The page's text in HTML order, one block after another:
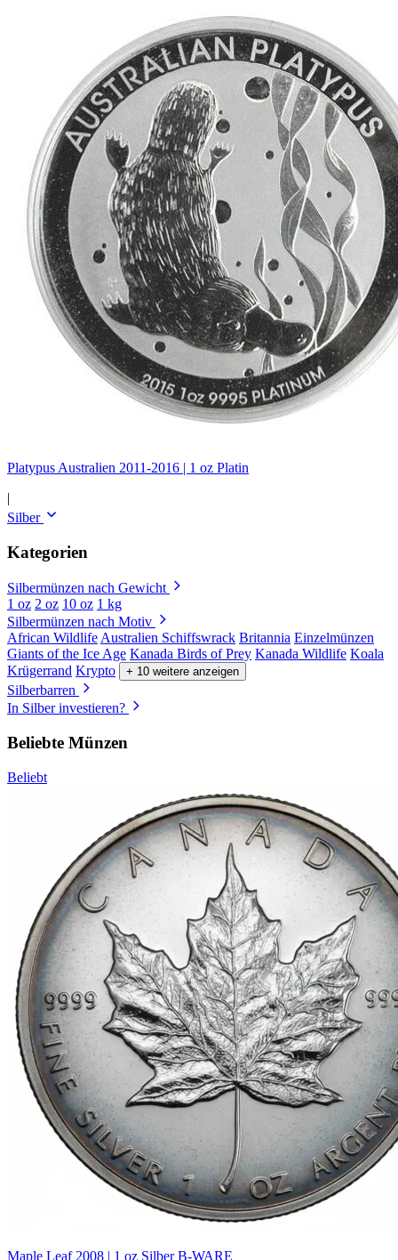
Platypus Australien 2011-2016 | 1 oz Platin
|
Silber
Kategorien
Silbermünzen nach Gewicht
1 oz 2 oz 10 oz 1 kg
Silbermünzen nach Motiv
African Wildlife Australien Schiffswrack Britannia Einzelmünzen
Giants of the Ice Age Kanada Birds of Prey Kanada Wildlife Koala
Krügerrand Krypto + 10 weitere anzeigen
Silberbarren
In Silber investieren?
Beliebte Münzen
Beliebt
Maple Leaf 2008 | 1 oz Silber B-WARE